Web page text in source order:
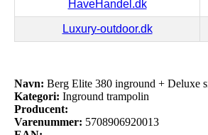
HaveHandel.dk
Luxury-outdoor.dk
Navn: Berg Elite 380 inground + Deluxe
Kategori: Inground trampolin
Producent:
Varenummer: 5708906920013